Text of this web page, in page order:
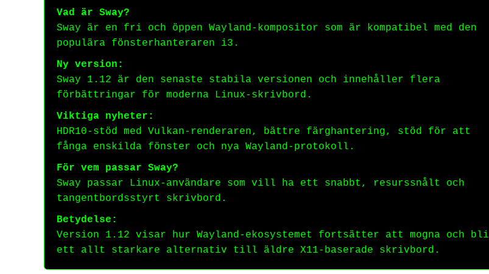
Vad är Sway?
Sway är en fri och öppen Wayland-kompositor som är kompatibel med den
populära fönsterhanteraren i3.
Ny version:
Sway 1.12 är den senaste stabila versionen och innehåller flera
förbättringar för moderna Linux-skrivbord.
Viktiga nyheter:
HDR10-stöd med Vulkan-renderaren, bättre färghantering, stöd för att
fånga enskilda fönster och nya Wayland-protokoll.
För vem passar Sway?
Sway passar Linux-användare som vill ha ett snabbt, resurssnålt och
tangentbordsstyrt skrivbord.
Betydelse:
Version 1.12 visar hur Wayland-ekosystemet fortsätter att mogna och bli
ett allt starkare alternativ till äldre X11-baserade skrivbord.